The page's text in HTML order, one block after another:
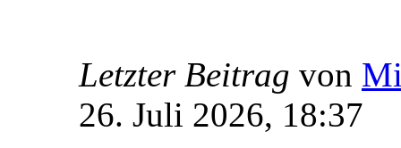
Letzter Beitrag von
26. Juli 2026, 18:37